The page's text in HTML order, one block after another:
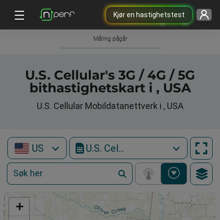
Kjør en hastighetstest
Måling pågår
U.S. Cellular's 3G / 4G / 5G
bithastighetskart i , USA
U.S. Cellular Mobildatanettverk i , USA
US U.S. Cellular
+